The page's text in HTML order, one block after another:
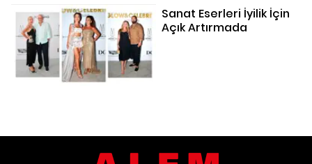
Sanat Eserleri İyilik İçin
Açık Artırmada